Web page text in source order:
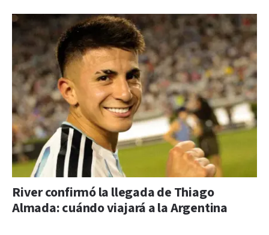
River confirmó la llegada de Thiago
Almada: cuándo viajará a la Argentina